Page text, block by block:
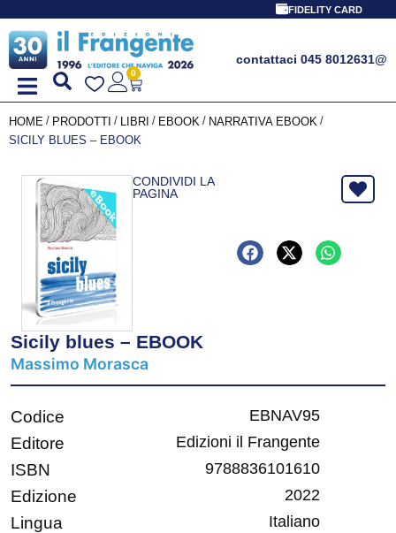
FIDELITY CARD
contattaci 045 8012631@
0
HOME / PRODOTTI / LIBRI / EBOOK / NARRATIVA EBOOK /
SICILY BLUES – EBOOK
CONDIVIDI LA
PAGINA
Sicily blues – EBOOK
Massimo Morasca
Codice EBNAV95
Editore Edizioni il Frangente
ISBN 9788836101610
Edizione 2022
Lingua Italiano